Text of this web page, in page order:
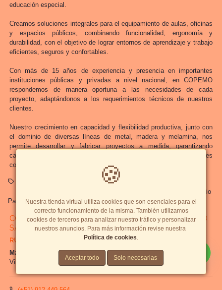
educación especial.
Creamos soluciones integrales para el equipamiento de aulas, oficinas
y espacios públicos, combinando funcionalidad, ergonomía y
durabilidad, con el objetivo de lograr entornos de aprendizaje y trabajo
eficientes, seguros y confortables.
Con más de 15 años de experiencia y presencia en importantes
instituciones públicas y privadas a nivel nacional, en COPEMO
respondemos de manera oportuna a las necesidades de cada
proyecto, adaptándonos a los requerimientos técnicos de nuestros
clientes.
Nuestro crecimiento en capacidad y flexibilidad productiva, junto con
el dominio de diversas líneas de metal, madera y melamina, nos
permite desarrollar y fabricar proyectos a medida, garantizando
calidad, diseño y cumplimiento como nuestros principales
compromisos.
Carpetas Unipersonales
Mobiliario
Para Colegios
Mobiliario Institucional COPEMO
CORPORACIÓN PERUANA DE MOBILIARIO COPEMO
SAC
RUC:
Mz.III Lt. 1 Parcela 3-A, Villa el Salvador, Perú
Villa El Salvador,
Lima, Lima ,
🍪
Nuestra tienda virtual utiliza cookies que son esenciales para el
correcto funcionamiento de la misma. También utilizamos
cookies de terceros para analizar nuestro tráfico y personalizar
nuestros anuncios. Para más información revise nuestra
Política de cookies.
Aceptar todo Solo necesarias